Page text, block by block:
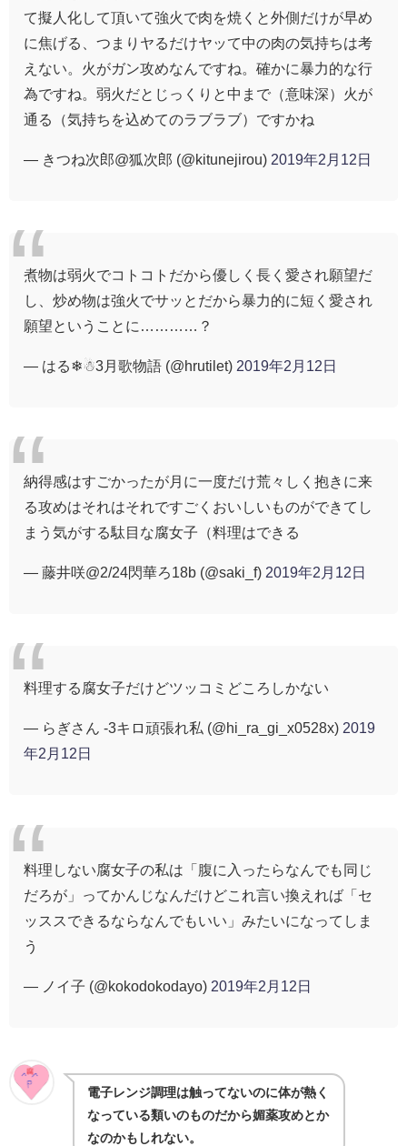
て擬人化して頂いて強火で肉を焼くと外側だけが早め
に焦げる、つまりヤるだけヤッて中の肉の気持ちは考
えない。火がガン攻めなんですね。確かに暴力的な行
為ですね。弱火だとじっくりと中まで（意味深）火が
通る（気持ちを込めてのラブラブ）ですかね
— きつね次郎@狐次郎 (@kitunejirou) 2019年2月12日
煮物は弱火でコトコトだから優しく長く愛され願望だ
し、炒め物は強火でサッとだから暴力的に短く愛され
願望ということに…………？
— はる❄☃︎3月歌物語 (@hrutilet) 2019年2月12日
納得感はすごかったが月に一度だけ荒々しく抱きに来
る攻めはそれはそれですごくおいしいものができてし
まう気がする駄目な腐女子（料理はできる
— 藤井咲@2/24閃華ろ18b (@saki_f) 2019年2月12日
料理する腐女子だけどツッコミどころしかない
— らぎさん -3キロ頑張れ私 (@hi_ra_gi_x0528x) 2019
年2月12日
料理しない腐女子の私は「腹に入ったらなんでも同じ
だろが」ってかんじなんだけどこれ言い換えれば「セ
ッススできるならなんでもいい」みたいになってしま
う
— ノイ子 (@kokodokodayo) 2019年2月12日
電子レンジ調理は触ってないのに体が熱く
なっている類いのものだから媚薬攻めとか
なのかもしれない。